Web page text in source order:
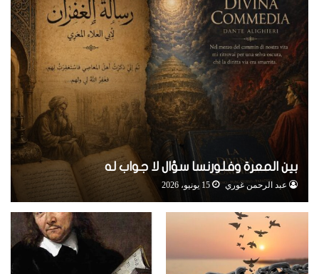
بين المعرة وفلورنسا سؤال لا جواب له
عبد الرحمن غوري 15 يونيو، 2026